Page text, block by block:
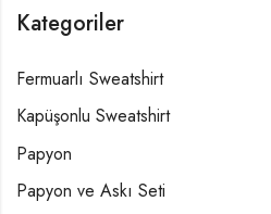
Kategoriler
Fermuarlı Sweatshirt
Kapüşonlu Sweatshirt
Papyon
Papyon ve Askı Seti